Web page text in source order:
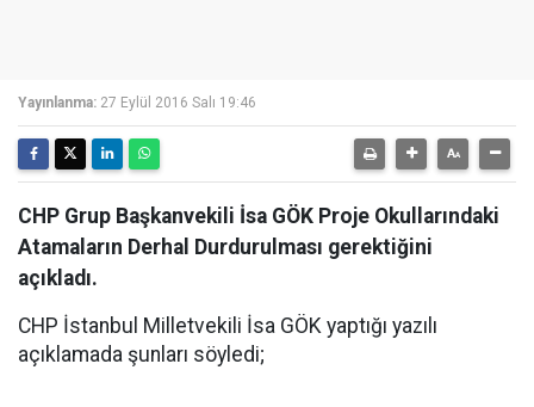
Yayınlanma: 27 Eylül 2016 Salı 19:46
CHP Grup Başkanvekili İsa GÖK Proje Okullarındaki
Atamaların Derhal Durdurulması gerektiğini
açıkladı.
CHP İstanbul Milletvekili İsa GÖK yaptığı yazılı
açıklamada şunları söyledi;